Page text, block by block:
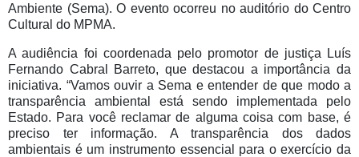
Ambiente (Sema). O evento ocorreu no auditório do Centro
Cultural do MPMA.
A audiência foi coordenada pelo promotor de justiça Luís
Fernando Cabral Barreto, que destacou a importância da
iniciativa. “Vamos ouvir a Sema e entender de que modo a
transparência ambiental está sendo implementada pelo
Estado. Para você reclamar de alguma coisa com base, é
preciso ter informação. A transparência dos dados
ambientais é um instrumento essencial para o exercício da